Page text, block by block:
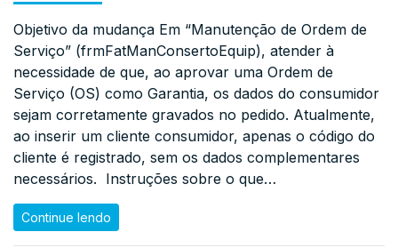
Objetivo da mudança Em “Manutenção de Ordem de
Serviço” (frmFatManConsertoEquip), atender à
necessidade de que, ao aprovar uma Ordem de
Serviço (OS) como Garantia, os dados do consumidor
sejam corretamente gravados no pedido. Atualmente,
ao inserir um cliente consumidor, apenas o código do
cliente é registrado, sem os dados complementares
necessários. Instruções sobre o que…
Continue lendo